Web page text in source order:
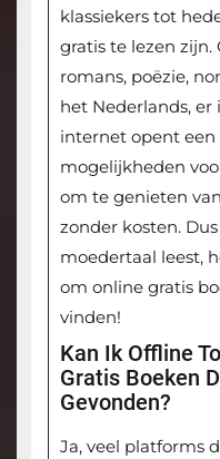
klassiekers tot
gratis te lezen
romans, poëzie,
het Nederlands, er
internet opent een
mogelijkheden
om te genieten
zonder kosten.
moedertaal leest,
om online gratis
vinden!
Kan Ik Offline
Gratis Boeken
Gevonden?
Ja, veel platforms